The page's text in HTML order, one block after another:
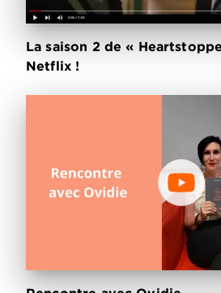
La saison 2 de «
Netflix !